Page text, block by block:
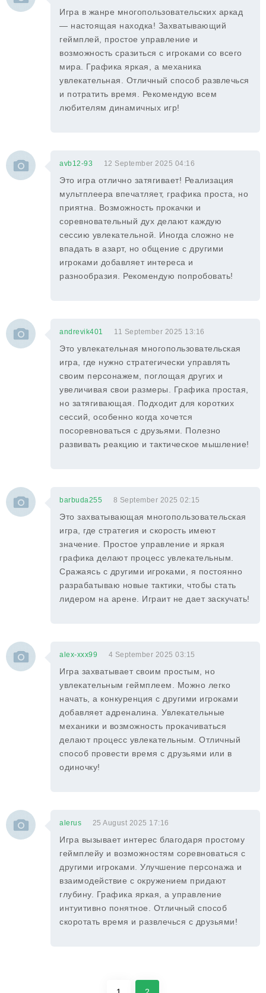
Игра в жанре многопользовательских аркад
— настоящая находка! Захватывающий
геймплей, простое управление и
возможность сразиться с игроками со всего
мира. Графика яркая, а механика
увлекательная. Отличный способ развлечься
и потратить время. Рекомендую всем
любителям динамичных игр!
avb12-93 12 September 2025 04:16
Это игра отлично затягивает! Реализация
мультплеера впечатляет, графика проста, но
приятна. Возможность прокачки и
соревновательный дух делают каждую
сессию увлекательной. Иногда сложно не
впадать в азарт, но общение с другими
игроками добавляет интереса и
разнообразия. Рекомендую попробовать!
andrevik401 11 September 2025 13:16
Это увлекательная многопользовательская
игра, где нужно стратегически управлять
своим персонажем, поглощая других и
увеличивая свои размеры. Графика простая,
но затягивающая. Подходит для коротких
сессий, особенно когда хочется
посоревноваться с друзьями. Полезно
развивать реакцию и тактическое мышление!
barbuda255 8 September 2025 02:15
Это захватывающая многопользовательская
игра, где стратегия и скорость имеют
значение. Простое управление и яркая
графика делают процесс увлекательным.
Сражаясь с другими игроками, я постоянно
разрабатываю новые тактики, чтобы стать
лидером на арене. Играит не дает заскучать!
alex-xxx99 4 September 2025 03:15
Игра захватывает своим простым, но
увлекательным геймплеем. Можно легко
начать, а конкуренция с другими игроками
добавляет адреналина. Увлекательные
механики и возможность прокачиваться
делают процесс увлекательным. Отличный
способ провести время с друзьями или в
одиночку!
alerus 25 August 2025 17:16
Игра вызывает интерес благодаря простому
геймплейу и возможностям соревноваться с
другими игроками. Улучшение персонажа и
взаимодействие с окружением придают
глубину. Графика яркая, а управление
интуитивно понятное. Отличный способ
скоротать время и развлечься с друзьями!